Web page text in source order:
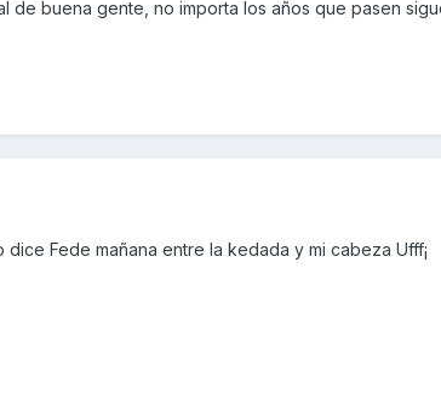
de buena gente, no importa los años que pasen
Fede mañana entre la kedada y mi cabeza Ufff¡